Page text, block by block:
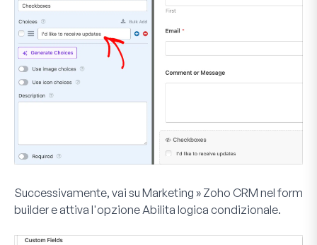
Successivamente, vai su Marketing » Zoho CRM nel form
builder e attiva l'opzione Abilita logica condizionale.